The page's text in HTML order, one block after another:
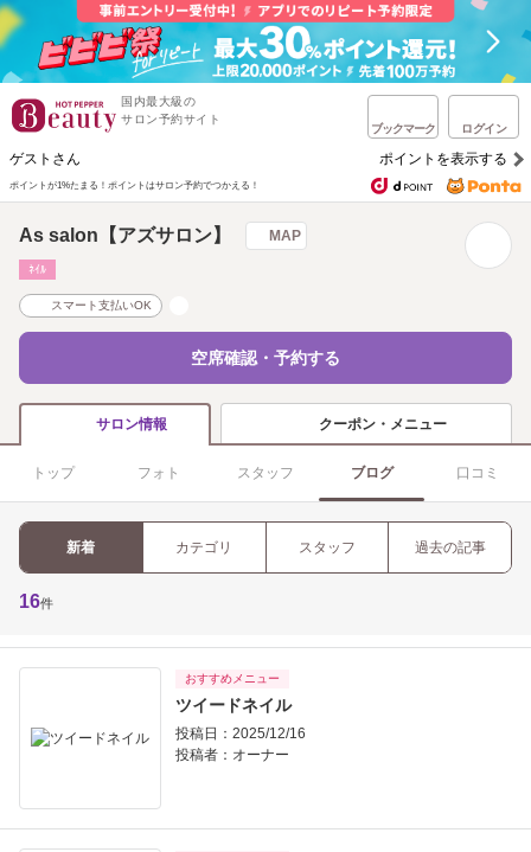
国内最大級の
サロン予約サイト
ブックマーク ログイン
ゲストさん ポイントを表示する
ポイントが1%たまる！ ポイントはサロン予約でつかえる！
As salon【アズサロン】 MAP
ﾈｲﾙ
スマート支払いOK
空席確認・予約する
サロン情報 クーポン・メニュー
トップ フォト スタッフ ブログ 口コミ
新着 カテゴリ スタッフ 過去の記事
16件
おすすめメニュー
ツイードネイル
投稿日：2025/12/16
投稿者： オーナー